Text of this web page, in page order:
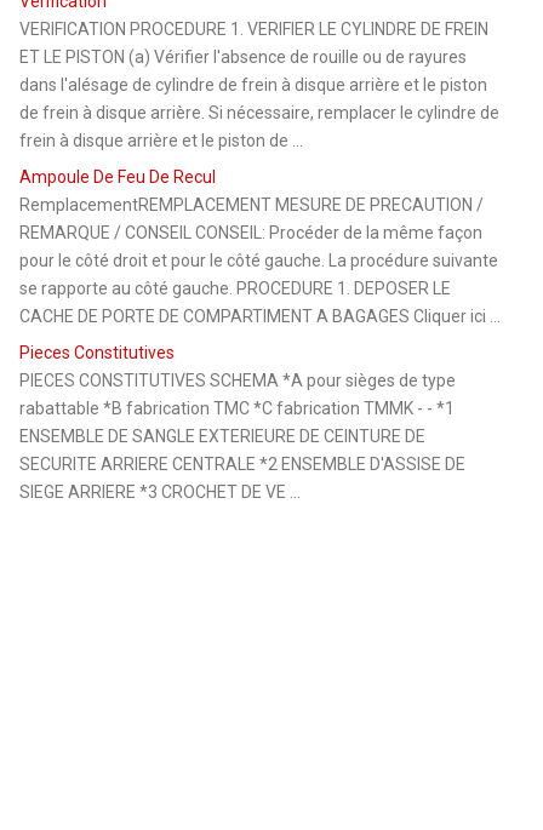
VERIFICATION PROCEDURE 1. VERIFIER LE CYLINDRE DE FREIN
ET LE PISTON (a) Vérifier l'absence de rouille ou de rayures
dans l'alésage de cylindre de frein à disque arrière et le piston
de frein à disque arrière. Si nécessaire, remplacer le cylindre de
frein à disque arrière et le piston de ...
Ampoule De Feu De Recul
RemplacementREMPLACEMENT MESURE DE PRECAUTION /
REMARQUE / CONSEIL CONSEIL: Procéder de la même façon
pour le côté droit et pour le côté gauche. La procédure suivante
se rapporte au côté gauche. PROCEDURE 1. DEPOSER LE
CACHE DE PORTE DE COMPARTIMENT A BAGAGES Cliquer ici ...
Pieces Constitutives
PIECES CONSTITUTIVES SCHEMA *A pour sièges de type
rabattable *B fabrication TMC *C fabrication TMMK - - *1
ENSEMBLE DE SANGLE EXTERIEURE DE CEINTURE DE
SECURITE ARRIERE CENTRALE *2 ENSEMBLE D'ASSISE DE
SIEGE ARRIERE *3 CROCHET DE VE ...